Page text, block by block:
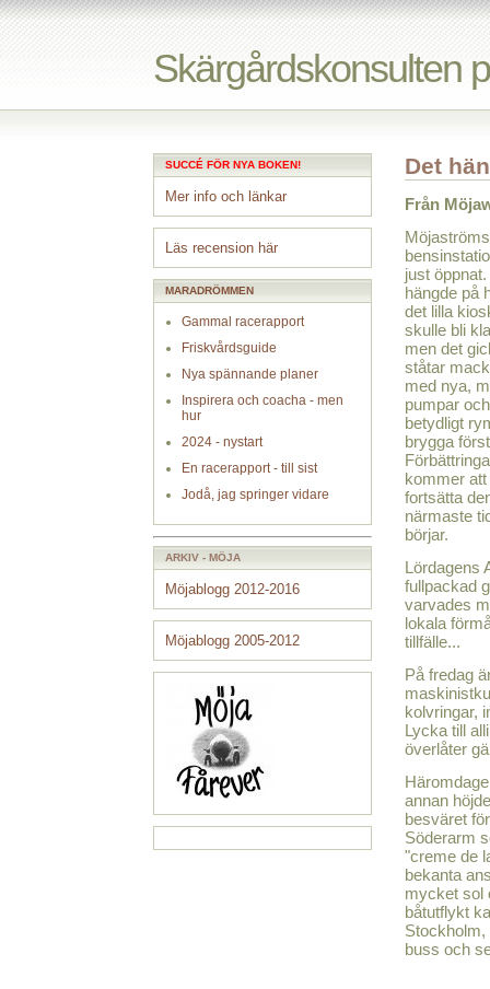
Skärgårdskonsulten
Det
Från
Möjaströms
just
hängde på
det lilla
skulle bli
men det
ståtar
med nya,
pumpar
betydligt
brygga
kommer att
fortsätta
närmaste
börjar.
Lördagens
fullpackad
varvades
lokala
tillfälle...
På fredag
kolvringar,
Lycka till
överlåter
annan
besväret
Söderarm
"creme de
bekanta
mycket sol
båtutflykt
Stockholm,
buss och
SUCCÉ FÖR NYA BOKEN!
Mer info och länkar
Läs recension här
MARADRÖMMEN
Gammal racerapport
Friskvårdsguide
Nya spännande planer
Inspirera och coacha - men
hur
2024 - nystart
En racerapport - till sist
Jodå, jag springer vidare
ARKIV - MÖJA
Möjablogg 2012-2016
Möjablogg 2005-2012